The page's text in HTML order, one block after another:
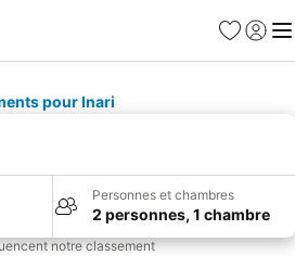
Favoris
Se
pour Inari
Personnes et chambres
2 personnes, 1 chambre
notre classement